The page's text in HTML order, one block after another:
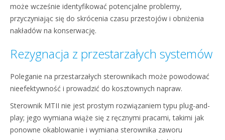
może wcześnie identyfikować potencjalne problemy,
przyczyniając się do skrócenia czasu przestojów i obniżenia
nakładów na konserwację.
Rezygnacja z przestarzałych systemów
Poleganie na przestarzałych sterownikach może powodować
nieefektywność i prowadzić do kosztownych napraw.
Sterownik MTII nie jest prostym rozwiązaniem typu plug-and-
play; jego wymiana wiąże się z ręcznymi pracami, takimi jak
ponowne okablowanie i wymiana sterownika zaworu